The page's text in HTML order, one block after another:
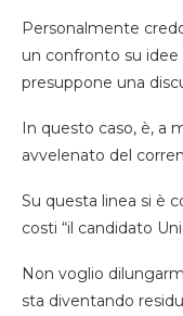
Personalmente
un confronto su
presuppone una
In questo caso, è, a
avvelenato del
Su questa linea si è
costi “il candidato
Non voglio
sta diventando